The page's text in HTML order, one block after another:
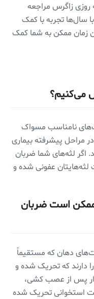
روزی زاگرس مراجعه
سال‌ها تجربه با کمک
زمان ممکن به شما کمک
می‌کنیم؟
نامناسب مسواک
مراحل پیشرفته بیماری
اگر لثه‌های شما ضربان
عفونی شده و
است ضربان
دهان که مستقیماً
دارند که تحریک شده و
پس از عصب کشی،
استخوانی تحریک شده